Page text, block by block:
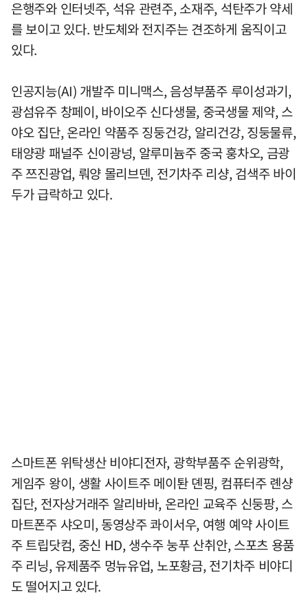
은행주와 인터넷주, 석유 관련주, 소재주, 석탄주가 약세
를 보이고 있다. 반도체와 전지주는 견조하게 움직이고
있다.
인공지능(AI) 개발주 미니맥스, 음성부품주 루이성과기,
광섬유주 창페이, 바이오주 신다생물, 중국생물 제약, 스
야오 집단, 온라인 약품주 징둥건강, 알리건강, 징둥물류,
태양광 패널주 신이광넝, 알루미늄주 중국 훙차오, 금광
주 쯔진광업, 뤄양 몰리브덴, 전기차주 리샹, 검색주 바이
두가 급락하고 있다.
스마트폰 위탁생산 비야디전자, 광학부품주 순위광학,
게임주 왕이, 생활 사이트주 메이퇀 뎬핑, 컴퓨터주 롄샹
집단, 전자상거래주 알리바바, 온라인 교육주 신둥팡, 스
마트폰주 샤오미, 동영상주 콰이서우, 여행 예약 사이트
주 트립닷컴, 중신 HD, 생수주 눙푸 산취안, 스포츠 용품
주 리닝, 유제품주 멍뉴유업, 노포황금, 전기차주 비야디
도 떨어지고 있다.